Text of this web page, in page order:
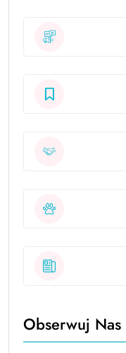
Obserwuj Nas